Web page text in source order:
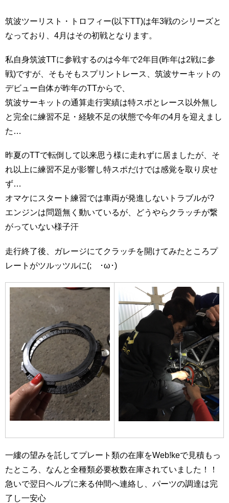
筑波ツーリスト・トロフィー(以下TT)は年3戦のシリーズと
なっており、4月はその初戦となります。
私自身筑波TTに参戦するのは今年で2年目(昨年は2戦に参
戦)ですが、そもそもスプリントレース、筑波サーキットの
デビュー自体が昨年のTTからで、
筑波サーキットの通算走行実績は特スポとレース以外無し
と完全に練習不足・経験不足の状態で今年の4月を迎えまし
た…
昨夏のTTで転倒して以来思う様に走れずに居ましたが、そ
れ以上に練習不足が影響し特スポだけでは感覚を取り戻せ
ず…
オマケにスタート練習では車両が発進しないトラブルが?
エンジンは問題無く動いているが、どうやらクラッチが繋
がっていない様子汗
走行終了後、ガレージにてクラッチを開けてみたところプ
レートがツルッツルに(;´･ω･)
一縷の望みを託してプレート類の在庫をWeb!keで見積もっ
たところ、なんと全種類必要枚数在庫されていました！！
急いで翌日ヘルプに来る仲間へ連絡し、パーツの調達は完
了し一安心